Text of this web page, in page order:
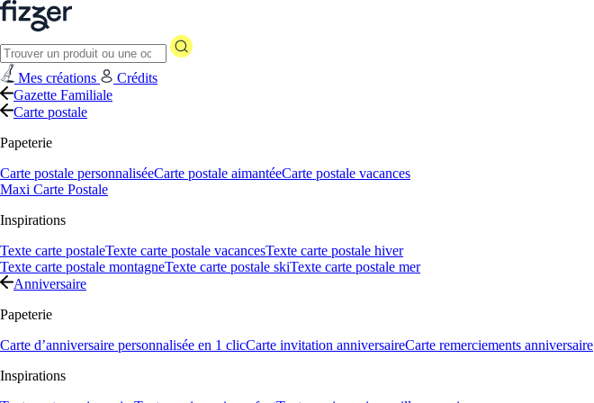
Mes créations
Crédits
Gazette Familiale
Carte postale
Papeterie
Carte postale personnaliséeCarte postale aimantéeCarte postale vacances
Maxi Carte Postale
Inspirations
Texte carte postaleTexte carte postale vacancesTexte carte postale hiver
Texte carte postale montagneTexte carte postale skiTexte carte postale mer
Anniversaire
Papeterie
Carte d’anniversaire personnalisée en 1 clicCarte invitation anniversaireCarte remerciements anniversaire
Inspirations